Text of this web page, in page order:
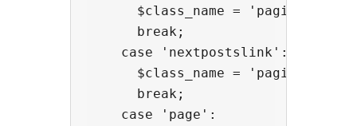
$class_name =
      break;
    case 'nextpostslink':
$class_name =
      break;
    case 'page':